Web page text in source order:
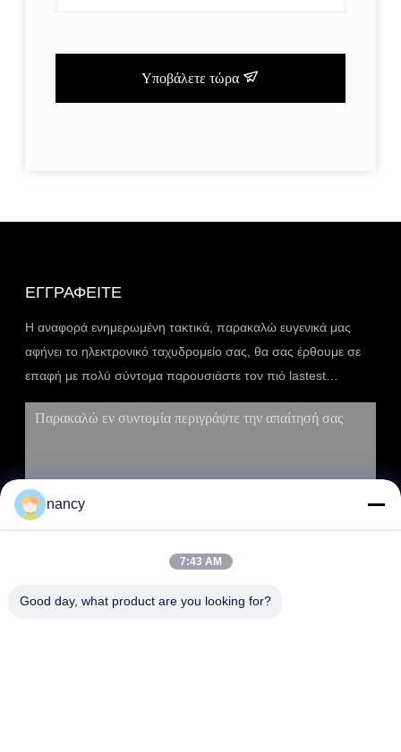
Υποβάλετε τώρα
ΕΓΓΡΑΦΕΊΤΕ
Η αναφορά ενημερωμένη τακτικά, παρακαλώ ευγενικά μας
αφήνει το ηλεκτρονικό ταχυδρομείο σας, θα σας έρθουμε σε
επαφή με πολύ σύντομα παρουσιάστε τον πιό lastest
κατάλογο.
nancy
7:43 AM
Good day, what product are you looking for?